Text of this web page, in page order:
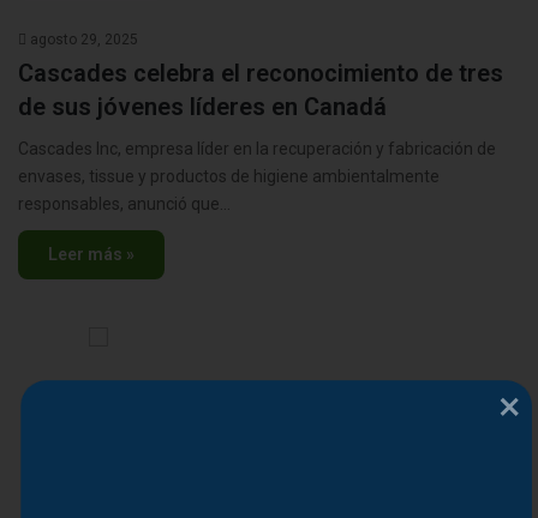
agosto 29, 2025
Cascades celebra el reconocimiento de tres
de sus jóvenes líderes en Canadá
Cascades Inc, empresa líder en la recuperación y fabricación de
envases, tissue y productos de higiene ambientalmente
responsables, anunció que…
Leer más »